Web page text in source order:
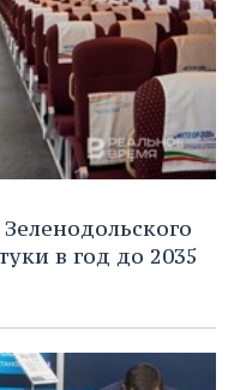
в год до 2035